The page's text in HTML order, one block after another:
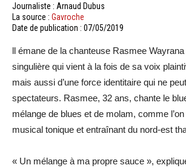
Journaliste : Arnaud Dubus
La source : Gavroche
Date de publication : 07/05/2019
ll émane de la chanteuse Rasmee
singulière qui vient à la fois de sa voix
mais aussi d’une force identitaire qui ne
spectateurs. Rasmee, 32 ans, chante le
mélange de blues et de molam, comme
musical tonique et entraînant du nord-est
« Un mélange à ma propre sauce »,